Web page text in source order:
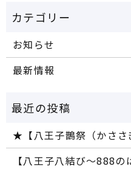
お知らせ
最新情報
★【八王子鵲祭（かささ
【八王子八結び～888の